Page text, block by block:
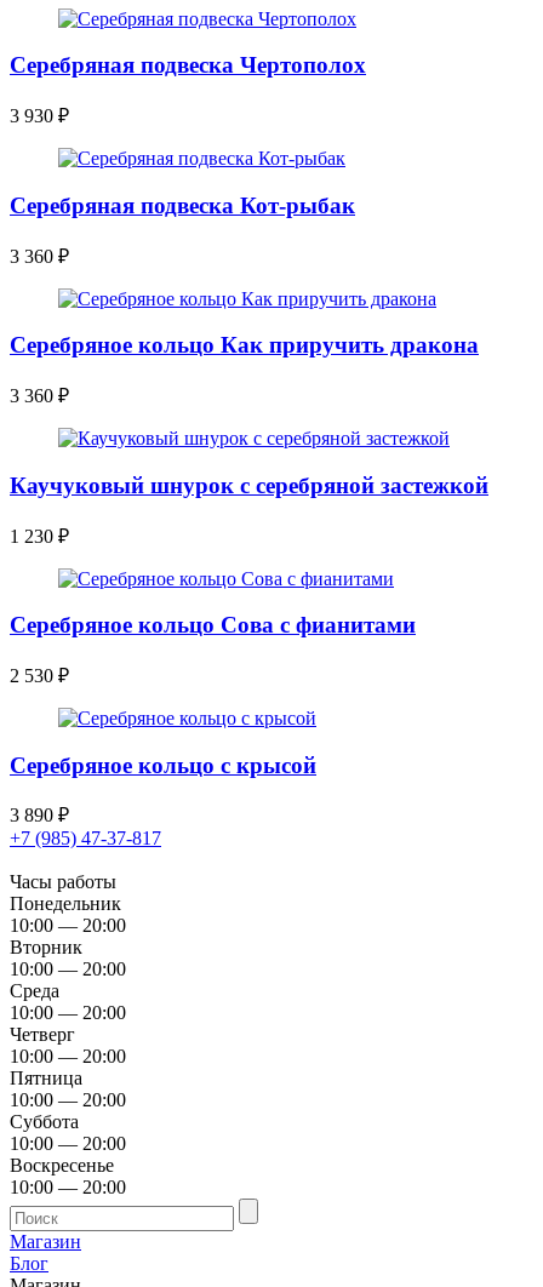
Серебряная подвеска Чертополох
3 930 ₽
Серебряная подвеска Кот-рыбак
3 360 ₽
Серебряное кольцо Как приручить дракона
3 360 ₽
Каучуковый шнурок с серебряной застежкой
1 230 ₽
Серебряное кольцо Сова с фианитами
2 530 ₽
Серебряное кольцо с крысой
3 890 ₽
+7 (985) 47-37-817
Часы работы
Понедельник
10:00 — 20:00
Вторник
10:00 — 20:00
Среда
10:00 — 20:00
Четверг
10:00 — 20:00
Пятница
10:00 — 20:00
Суббота
10:00 — 20:00
Воскресенье
10:00 — 20:00
Магазин
Блог